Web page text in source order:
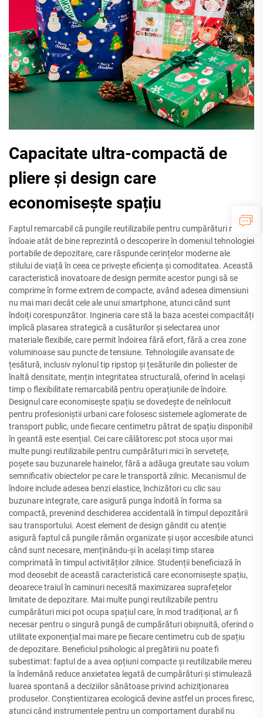
Capacitate ultra-compactă de
pliere și design care
economisește spațiu
Faptul remarcabil că pungile reutilizabile pentru cumpărături mici se
îndoaie atât de bine reprezintă o descoperire în domeniul tehnologiei
portabile de depozitare, care răspunde cerințelor moderne ale
stilului de viață în ceea ce privește eficiența și comoditatea. Această
caracteristică inovatoare de design permite acestor pungi să se
comprime în forme extrem de compacte, având adesea dimensiuni
nu mai mari decât cele ale unui smartphone, atunci când sunt
îndoiți corespunzător. Ingineria care stă la baza acestei compacități
implică plasarea strategică a cusăturilor și selectarea unor
materiale flexibile, care permit îndoirea fără efort, fără a crea zone
voluminoase sau puncte de tensiune. Tehnologiile avansate de
țesătură, inclusiv nylonul tip ripstop și țesăturile din poliester de
înaltă densitate, mențin integritatea structurală, oferind în același
timp o flexibilitate remarcabilă pentru operațiunile de îndoire.
Designul care economisește spațiu se dovedește de neînlocuit
pentru profesioniștii urbani care folosesc sistemele aglomerate de
transport public, unde fiecare centimetru pătrat de spațiu disponibil
în geantă este esențial. Cei care călătoresc pot stoca ușor mai
multe pungi reutilizabile pentru cumpărături mici în servetețe,
poșete sau buzunarele hainelor, fără a adăuga greutate sau volum
semnificativ obiectelor pe care le transportă zilnic. Mecanismul de
îndoire include adesea benzi elastice, închizători cu clic sau
buzunare integrate, care asigură punga îndoită în forma sa
compactă, prevenind deschiderea accidentală în timpul depozitării
sau transportului. Acest element de design gândit cu atenție
asigură faptul că pungile rămân organizate și ușor accesibile atunci
când sunt necesare, menținându-și în același timp starea
comprimată în timpul activităților zilnice. Studenții beneficiază în
mod deosebit de această caracteristică care economisește spațiu,
deoarece traiul în caminuri necesită maximizarea suprafețelor
limitate de depozitare. Mai multe pungi reutilizabile pentru
cumpărături mici pot ocupa spațiul care, în mod tradițional, ar fi
necesar pentru o singură pungă de cumpărături obișnuită, oferind o
utilitate exponențial mai mare pe fiecare centimetru cub de spațiu
de depozitare. Beneficiul psihologic al pregătirii nu poate fi
subestimat: faptul de a avea opțiuni compacte și reutilizabile mereu
la îndemână reduce anxietatea legată de cumpărături și stimulează
luarea spontană a deciziilor sănătoase privind achiziționarea
produselor. Conștientizarea ecologică devine astfel un proces firesc,
atunci când instrumentele pentru un comportament durabil nu